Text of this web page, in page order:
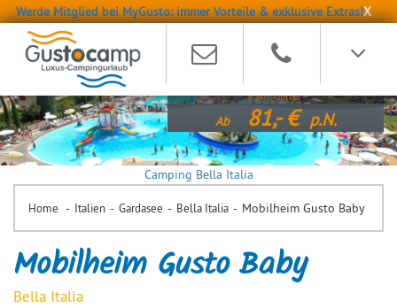
Werde Mitglied bei MyGusto: immer Vorteile & exklusive Extras!X
Camping Bella Italia
Home - Italien - Gardasee - Bella Italia - Mobilheim Gusto Baby
Mobilheim Gusto Baby
Bella Italia
"Alles vorhanden für's Baby! Toll"
Fam. Geller
Ab 81,- p.N.